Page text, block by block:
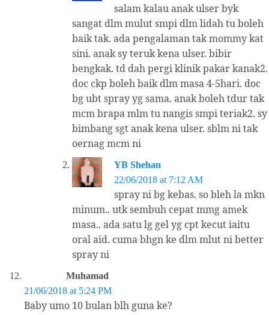
salam kalau anak ulser byk
sangat dlm mulut smpi dlm lidah tu boleh
baik tak. ada pengalaman tak mommy kat
sini. anak sy teruk kena ulser. bibir
bengkak. td dah pergi klinik pakar kanak2.
doc ckp boleh baik dlm masa 4-5hari. doc
bg ubt spray yg sama. anak boleh tdur tak
mcm brapa mlm tu nangis smpi teriak2. sy
bimbang sgt anak kena ulser. sblm ni tak
oernag mcm ni
YB Shehan
22/06/2018 at 7:12 AM
spray ni bg kebas. so bleh la mkn
minum.. utk sembuh cepat mmg amek
masa.. ada satu lg gel yg cpt kecut iaitu
oral aid. cuma bhgn ke dlm mlut ni better
spray ni
Muhamad
21/06/2018 at 5:24 PM
Baby umo 10 bulan blh guna ke?